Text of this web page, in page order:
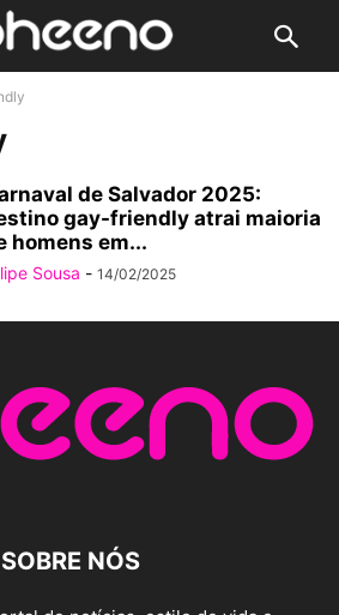
de Salvador 2025:
gay-friendly atrai maioria
homens em...
Sousa - 14/02/2025
SOBRE NÓS